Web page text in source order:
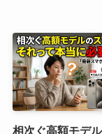
相次ぐ高額モデ